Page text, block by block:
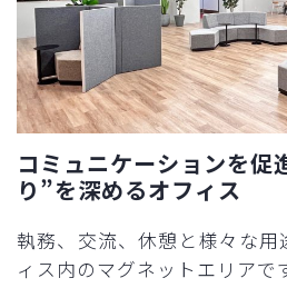
コミュニケーションを促
り”を深めるオフィス​
執務、交流、休憩と様々な用
ィス内のマグネットエリアで